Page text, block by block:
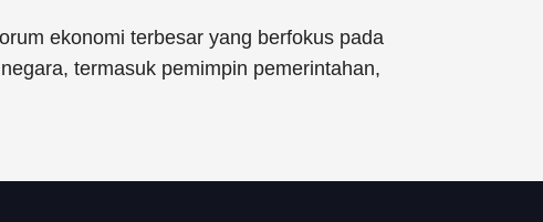
ekonomi terbesar yang berfokus pada
termasuk pemimpin pemerintahan,